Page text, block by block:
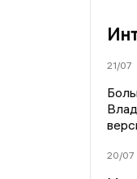
21/07
20/07